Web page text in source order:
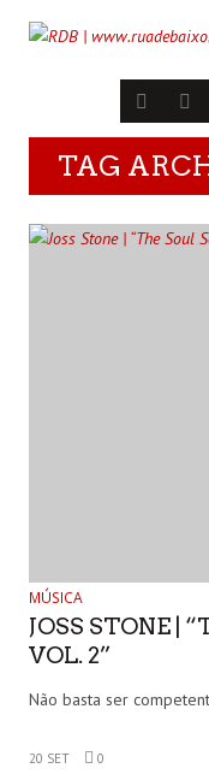
TAG
MÚSICA
JOSS STONE |
VOL. 2”
Não basta ser
20 SET 0